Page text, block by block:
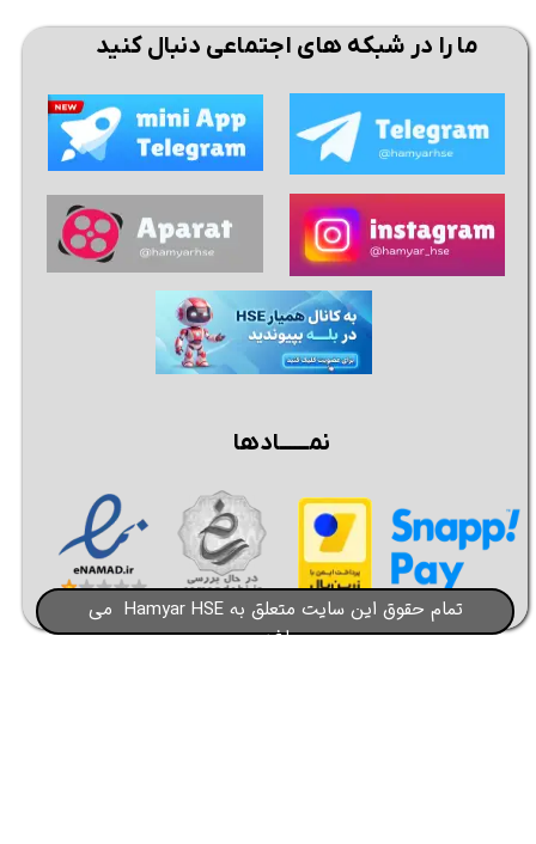
★★
تمام حقوق این سایت متعلق به Hamyar HSE می
باشد​​​​​​​
ما را در شبکه های اجتماعی دنبال کنید
نمــــــادها